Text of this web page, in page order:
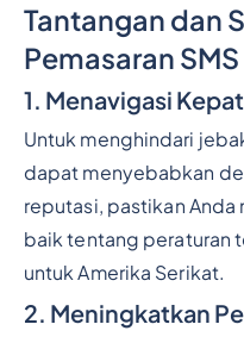
Tantangan dan
Pemasaran SMS
1. Menavigasi
Untuk menghindari
dapat menyebabkan
reputasi, pastikan
baik tentang peraturan
untuk Amerika Serikat.
2. Meningkatkan